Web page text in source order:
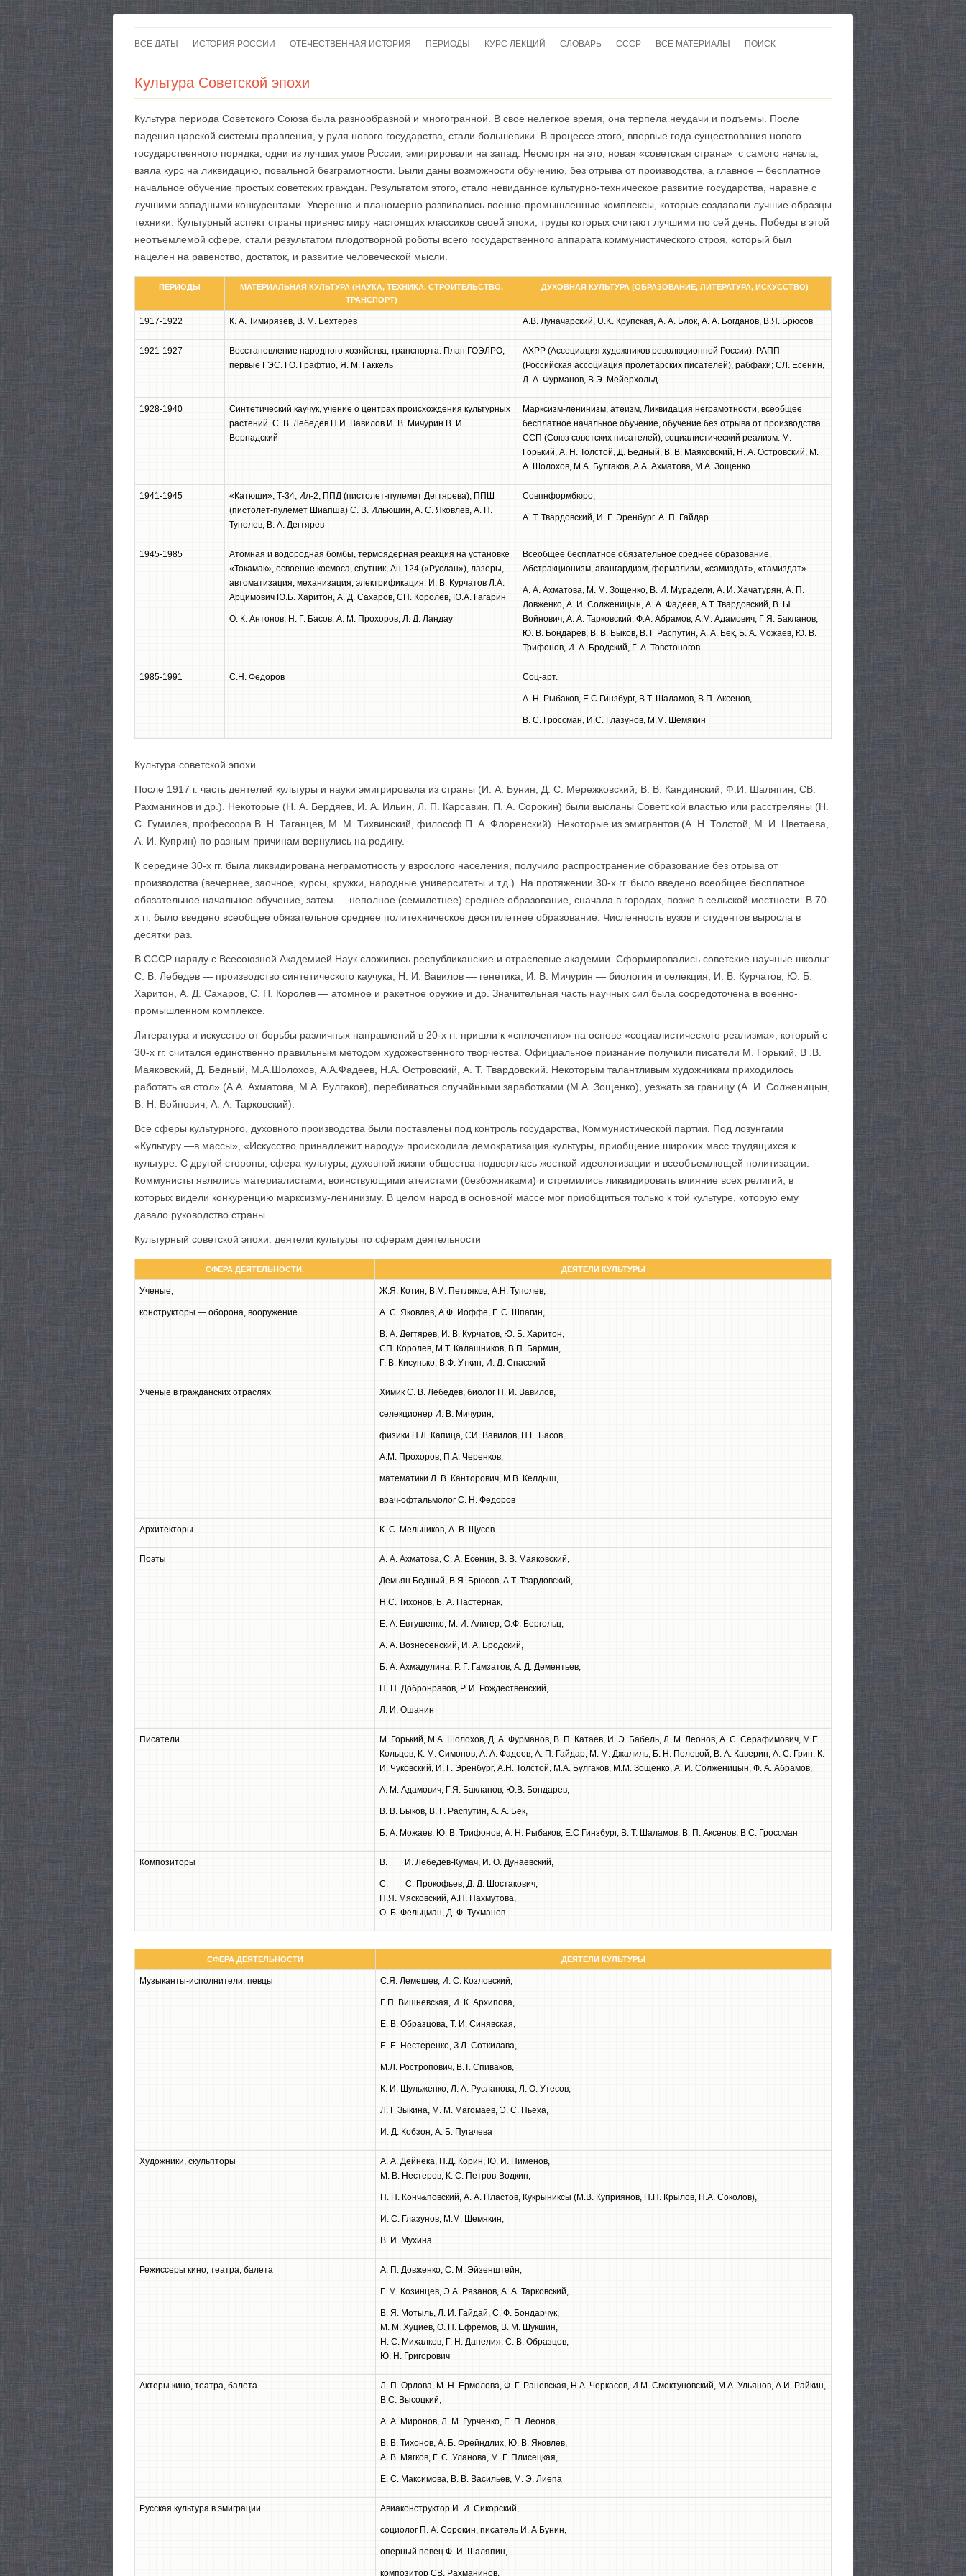
к
ВСЕ ДАТЫ ИСТОРИЯ РОССИИ ОТЕЧЕСТВЕННАЯ ИСТОРИЯ ПЕРИОДЫ КУРС ЛЕКЦИЙ СЛОВАРЬ СССР
ВОЙНЫ
ВСЕ МАТЕРИАЛЫ
КАРТЫ
ПОИСК
Культура Советской эпохи
Культура периода Советского Союза была разнообразной и многогранной. В свое нелегкое время, она терпела неудачи и подъемы. После
падения царской системы правления, у руля нового государства, стали большевики. В процессе этого, впервые года существования нового
государственного порядка, одни из лучших умов России, эмигрировали на запад. Несмотря на это, новая «советская страна» с самого начала,
взяла курс на ликвидацию, повальной безграмотности. Были даны возможности обучению, без отрыва от производства, а главное – бесплатное
начальное обучение простых советских граждан. Результатом этого, стало невиданное культурно-техническое развитие государства, наравне с
лучшими западными конкурентами. Уверенно и планомерно развивались военно-промышленные комплексы, которые создавали лучшие образцы
техники. Культурный аспект страны привнес миру настоящих классиков своей эпохи, труды которых считают лучшими по сей день. Победы в этой
неотъемлемой сфере, стали результатом плодотворной роботы всего государственного аппарата коммунистического строя, который был
нацелен на равенство, достаток, и развитие человеческой мысли.
ПЕРИОДЫ
МАТЕРИАЛЬНАЯ КУЛЬТУРА (НАУКА, ТЕХНИКА, СТРОИТЕЛЬСТВО,
ТРАНСПОРТ)
ДУХОВНАЯ КУЛЬТУРА (ОБРАЗОВАНИЕ, ЛИТЕРАТУРА, ИСКУССТВО)
1917-1922 К. А. Тимирязев, В. М. Бехтерев А.В. Луначарский, U.K. Крупская, А. А. Блок, А. А. Богданов, В.Я. Брюсов
1921-1927
Восстановление народного хозяйства, транспорта. План ГОЭЛРО,
первые ГЭС. ГО. Графтио, Я. М. Гаккель
АХРР (Ассоциация художников революционной России), РАПП
(Российская ассоциация пролетарских писателей), рабфаки; СЛ. Есенин,
Д. А. Фурманов, В.Э. Мейерхольд
1928-1940
Синтетический каучук, учение о центрах происхождения культурных
растений. С. В. Лебедев Н.И. Вавилов И. В. Мичурин В. И.
Вернадский
Марксизм-ленинизм, атеизм, Ликвидация неграмотности, всеобщее
бесплатное начальное обучение, обучение без отрыва от производства.
ССП (Союз советских писателей), социалистический реализм. М.
Горький, А. Н. Толстой, Д. Бедный, В. В. Мая­ковский, Н. А. Островский, М.
А. Шолохов, М.А. Булгаков, А.А. Ахматова, М.А. Зощенко
1941-1945
«Катюши», Т-34, Ил-2, ППД (пистолет-пулемет Дегтярева), ППШ
(пистолет-пулемет Шиапша) С. В. Ильюшин, А. С. Яковлев, А. Н.
Туполев, В. А. Дегтярев
Совпнформбюро,
А. Т. Твардовский, И. Г. Эренбург. А. П. Гайдар
1945-1985
Атомная и водородная бомбы, термоядерная реакция на установке
«Токамак», освоение космоса, спутник, Ан-124 («Руслан»), лазеры,
автоматизация, механизация, электрификация. И. В. Курчатов Л.А.
Арцимович Ю.Б. Харитон, А. Д. Сахаров, СП. Королев, Ю.А. Гагарин
О. К. Антонов, Н. Г. Басов, А. М. Прохоров, Л. Д. Ландау
Всеобщее бесплатное обязательное среднее образование.
Абстракционизм, авангардизм, формализм, «самиздат», «тамиздат».
А. А. Ахматова, М. М. Зощенко, В. И. Мурадели, А. И. Хачатурян, А. П.
Довженко, А. И. Солженицын, А. А. Фадеев, А.Т. Твардовский, В. Ы.
Войнович, А. А. Тарковский, Ф.А. Абрамов, A.M. Адамович, Г Я. Бакланов,
Ю. В. Бондарев, В. В. Быков, В. Г Распутин, А. А. Бек, Б. А. Можаев, Ю. В.
Трифонов, И. А. Бродский, Г. А. Товстоногов
1985-1991 С.Н. Федоров Соц-арт.
A. Н. Рыбаков, Е.С Гинзбург, В.Т. Шаламов, В.П. Аксенов,
B. C. Гроссман, И.С. Глазунов, М.М. Шемякин
Культура советской эпохи
После 1917 г. часть деятелей культуры и науки эмигрировала из страны (И. А. Бунин, Д. С. Мережковский, В. В. Кандинский, Ф.И. Шаляпин, СВ.
Рахманинов и др.). Некоторые (Н. А. Бердяев, И. А. Ильин, Л. П. Карсавин, П. А. Сорокин) были высланы Советской властью или расстреляны (Н.
С. Гумилев, профессора В. Н. Таганцев, М. М. Тихвинский, философ П. А. Флоренский). Некоторые из эмиг­рантов (А. Н. Толстой, М. И. Цветаева,
А. И. Куприн) по разным причинам вернулись на родину.
К середине 30-х гг. была ликвидирована неграмотность у взрослого населения, получило распространение образование без отрыва от
производства (вечернее, заочное, курсы, кружки, народные университеты и т.д.). На протяжении 30-х гг. было введено всеобщее бесплатное
обязательное начальное обучение, затем — неполное (семилетнее) среднее образование, сначала в городах, позже в сельской местности. В 70-
х гг. было введено всеобщее обязательное среднее политехническое десятилетнее образование. Численность вузов и студентов выросла в
десятки раз.
В СССР наряду с Всесоюзной Академией Наук сложились рес­публиканские и отраслевые академии. Сформировались советские научные школы:
С. В. Лебедев — производство синтетического кау­чука; Н. И. Вавилов — генетика; И. В. Мичурин — биология и селекция; И. В. Курчатов, Ю. Б.
Харитон, А. Д. Сахаров, С. П. Королев — атомное и ракетное оружие и др. Значительная часть научных сил была сосредоточена в военно-
промышленном комплексе.
Литература и искусство от борьбы различных направлений в 20-х гг. пришли к «сплочению» на основе «социалистического реализма», который с
30-х гг. считался единственно правильным методом художественного творчества. Официальное признание получили писатели М. Горький, В .В.
Маяковский, Д. Бедный, М.А.Шолохов, А.А.Фадеев, Н.А. Островский, А. Т. Твардовский. Некоторым талантливым художникам приходилось
работать «в стол» (А.А. Ахматова, М.А. Булгаков), перебиваться случайными заработками (М.А. Зощенко), уезжать за границу (А. И. Солженицын,
В. Н. Войнович, А. А. Тарковский).
Все сферы культурного, духовного производства были поставлены под контроль государства, Коммунистической партии. Под лозунгами
«Культуру —в массы», «Искусство принадлежит народу» происходила демократизация культуры, приобщение широких масс трудящихся к
культуре. С другой стороны, сфера культуры, духовной жизни общества подверглась жесткой идеологизации и всеобъемлющей поли­тизации.
Коммунисты являлись материалистами, воинствующими атеистами (безбожниками) и стремились ликвидировать влияние всех религий, в
которых видели конкуренцию марксизму-ленинизму. В целом народ в основной массе мог приобщиться только к той культуре, которую ему
давало руководство страны.
Культурный советской эпохи: деятели культуры по сферам деятельности
СФЕРА ДЕЯТЕЛЬНОСТИ. ДЕЯТЕЛИ КУЛЬТУРЫ
Ученые,
конструкторы — оборона, вооружение
Ж.Я. Котин, В.М. Петляков, А.Н. Туполев,
A. С. Яковлев, А.Ф. Иоффе, Г. С. Шпагин,
B. А. Дегтярев, И. В. Курчатов, Ю. Б. Харитон,
СП. Королев, М.Т. Калашников, В.П. Бармин,
Г. В. Кисунько, В.Ф. Уткин, И. Д. Спасский
Ученые в гражданских отраслях Химик С. В. Лебедев, биолог Н. И. Вавилов,
селекционер И. В. Мичурин,
физики П.Л. Капица, СИ. Вавилов, Н.Г. Басов,
A.M. Прохоров, П.А. Черенков,
математики Л. В. Канторович, М.В. Келдыш,
врач-офтальмолог С. Н. Федоров
Архитекторы К. С. Мельников, А. В. Щусев
Поэты А. А. Ахматова, С. А. Есенин, В. В. Маяковский,
Демьян Бедный, В.Я. Брюсов, А.Т. Твардовский,
Н.С. Тихонов, Б. А. Пастернак,
Е. А. Евтушенко, М. И. Алигер, О.Ф. Бергольц,
А. А. Вознесенский, И. А. Бродский,
Б. А. Ахмадулина, Р. Г. Гамзатов, А. Д. Дементьев,
Н. Н. Добронравов, Р. И. Рождественский,
Л. И. Ошанин
Писатели
М. Горький, М.А. Шолохов, Д. А. Фурманов, В. П. Катаев, И. Э. Бабель, Л. М. Леонов, А. С. Серафимович, М.Е.
Кольцов, К. М. Симонов, А. А. Фадеев, А. П. Гайдар, М. М. Джалиль, Б. Н. Полевой, В. А. Каверин, А. С. Грин, К.
И. Чуковский, И. Г. Эренбург, А.Н. Толстой, М.А. Булгаков, М.М. Зощенко, А. И. Солженицын, Ф. А. Абрамов,
A. M. Адамович, Г.Я. Бакланов, Ю.В. Бондарев,
B. В. Быков, В. Г. Распутин, А. А. Бек,
Б. А. Можаев, Ю. В. Трифонов, А. Н. Рыбаков, Е.С Гинзбург, В. Т. Шаламов, В. П. Аксенов, B.C. Гроссман
Композиторы B. И. Лебедев-Кумач, И. О. Дунаевский,
C. С. Прокофьев, Д. Д. Шостакович,
Н.Я. Мясковский, А.Н. Пахмутова,
О. Б. Фельцман, Д. Ф. Тухманов
СФЕРА ДЕЯТЕЛЬНОСТИ ДЕЯТЕЛИ КУЛЬТУРЫ
Музыканты-исполни­тели, певцы С.Я. Лемешев, И. С. Козловский,
Г П. Вишневская, И. К. Архипова,
Е. В. Образцова, Т. И. Синявская,
Е. Е. Нестеренко, З.Л. Соткилава,
М.Л. Ростропович, В.Т. Спиваков,
К. И. Шульженко, Л. А. Русланова, Л. О. Утесов,
Л. Г Зыкина, М. М. Магомаев, Э. С. Пьеха,
И. Д. Кобзон, А. Б. Пугачева
Художники, скульпторы
A. А. Дейнека, П.Д. Корин, Ю. И. Пименов,
М. В. Нестеров, К. С. Петров-Водкин,
П. П. Конч&повский, А. А. Пластов, Кукрыниксы (М.В. Куприянов, П.Н. Крылов, Н.А. Соколов),
И. С. Глазунов, М.М. Шемякин;
B. И. Мухина
Режиссеры кино, театра, балета A. П. Довженко, С. М. Эйзенштейн,
Г. М. Козинцев, Э.А. Рязанов, А. А. Тарковский,
B. Я. Мотыль, Л. И. Гайдай, С. Ф. Бондарчук,
М. М. Хуциев, О. Н. Ефремов, В. М. Шукшин,
Н. С. Михалков, Г. Н. Данелия, С. В. Образцов,
Ю. Н. Григорович
Актеры кино, театра, балета
Л. П. Орлова, М. Н. Ермолова, Ф. Г. Раневская, Н.А. Черкасов, И.М. Смоктуновский, М.А. Ульянов, А.И. Райкин,
B.C. Высоцкий,
A. А. Миронов, Л. М. Гурченко, Е. П. Леонов,
B. В. Тихонов, А. Б. Фрейндлих, Ю. В. Яковлев,
А. В. Мягков, Г. С. Уланова, М. Г. Плисецкая,
Е. С. Максимова, В. В. Васильев, М. Э. Лиепа
Русская культура в эмиграции Авиаконструктор И. И. Сикорский,
социолог П. А. Сорокин, писатель И. А Бунин,
оперный певец Ф. И. Шаляпин,
композитор СВ. Рахманинов,